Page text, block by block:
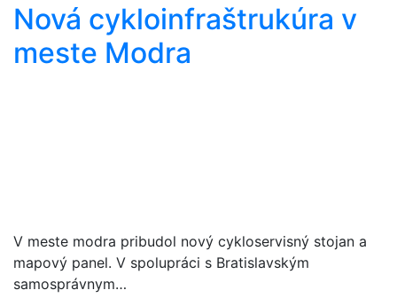
Nová cykloinfraštrukúra v
meste Modra
V meste modra pribudol nový cykloservisný stojan a
mapový panel. V spolupráci s Bratislavským
samosprávnym…